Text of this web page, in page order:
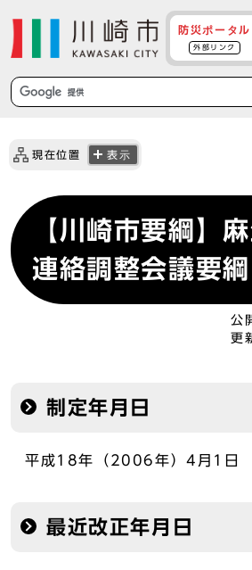
防災ポータル
外部リンク
現在位置 表示
【川崎市要綱】
連絡調整会議要綱
公
更
制定年月日
平成18年（2006年）4月1日
最近改正年月日